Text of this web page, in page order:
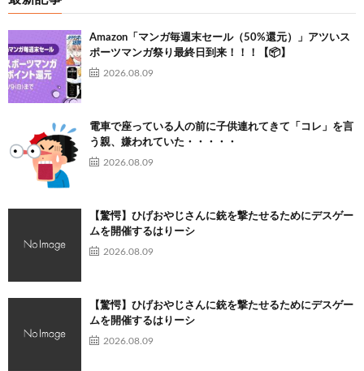
Amazon「マンガ毎週末セール（50%還元）」アツいス
ポーツマンガ祭り最終日到来！！！【📦】
2026.08.09
電車で座っている人の前に子供連れてきて「コレ」を言
う親、嫌われていた・・・・・
2026.08.09
【驚愕】ひげおやじさんに銃を撃たせるためにデスゲー
ムを開催するはりーシ
2026.08.09
【驚愕】ひげおやじさんに銃を撃たせるためにデスゲー
ムを開催するはりーシ
2026.08.09